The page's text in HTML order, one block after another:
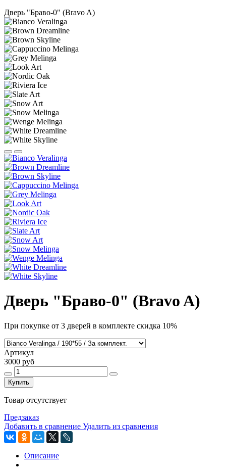
Дверь "Браво-0" (Bravo A)
Дверь "Браво-0" (Bravo A)
При покупке от 3 дверей в комплекте скидка 10%
Артикул
3000 руб
Купить
Товар отсутствует
Предзаказ
Добавить в сравнение Удалить из сравнения
Описание